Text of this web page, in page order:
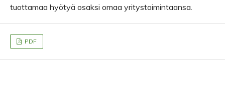
tuottamaa hyötyä osaksi omaa yritystoimintaansa.
PDF